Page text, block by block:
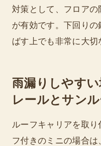
対策として、フロアの
が有効です。下回り
ばす上でも非常に大切
雨漏りしやす
レールとサン
ルーフキャリアを取
フ付きのミニの場合